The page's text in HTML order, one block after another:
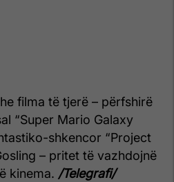
filma të tjerë – përfshirë
“Super Mario Galaxy
shkencor “Project
– pritet të vazhdojnë
kinema. /Telegrafi/